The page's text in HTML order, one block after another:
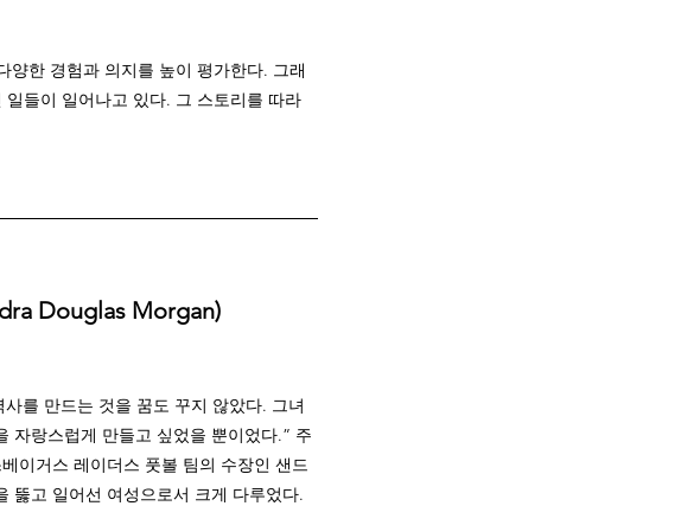
한 경험과 의지를 높이 평가한다. 그래
들이 일어나고 있다. 그 스토리를 따라
Douglas Morgan)
를 만드는 것을 꿈도 꾸지 않았다. 그녀
자랑스럽게 만들고 싶었을 뿐이었다.” 주
이거스 레이더스 풋볼 팀의 수장인 샌드
뚫고 일어선 여성으로서 크게 다루었다.